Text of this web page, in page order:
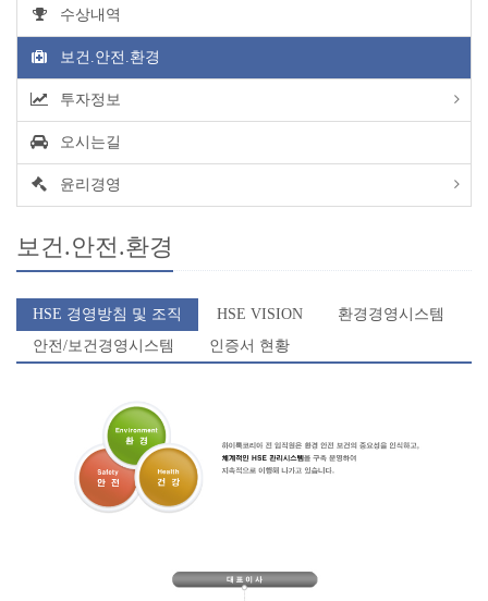
수상내역
보건.안전.환경
투자정보
오시는길
윤리경영
보건.안전.환경
HSE 경영방침 및 조직 HSE VISION
환경경영시스템
안전/보건경영시스템
인증서 현황